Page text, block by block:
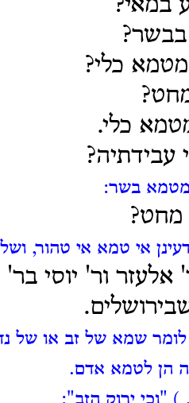
במאי?
בבשר?
כלי?
כלי.
בשר:
מחט?
אי טמא אי טהור,
ור' יוסי
שמא של זב או של
הן לטמא אדם.